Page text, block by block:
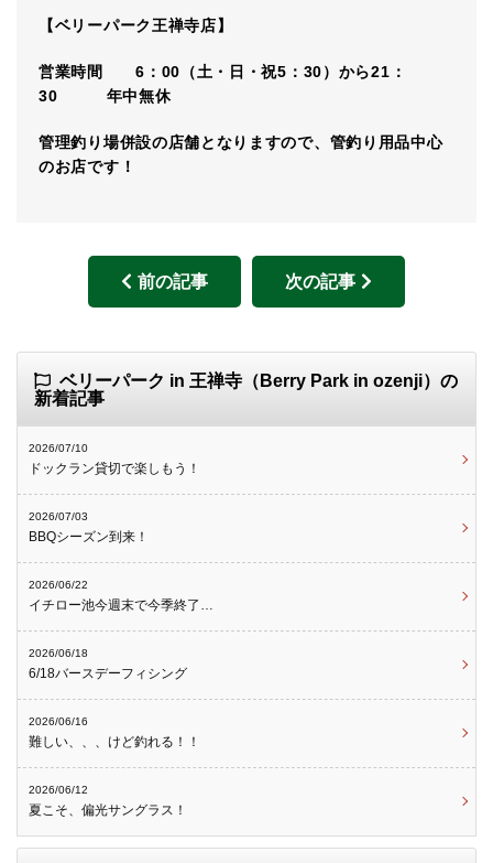
【ベリーパーク王禅寺店】
営業時間 6：00（土・日・祝5：30）から21：
30 年中無休
管理釣り場併設の店舗となりますので、管釣り用品中心
のお店です！
前の記事 次の記事
ベリーパーク in 王禅寺（Berry Park in ozenji）の
新着記事
2026/07/10
ドックラン貸切で楽しもう！
2026/07/03
BBQシーズン到来！
2026/06/22
イチロー池今週末で今季終了…
2026/06/18
6/18バースデーフィシング
2026/06/16
難しい、、、けど釣れる！！
2026/06/12
夏こそ、偏光サングラス！